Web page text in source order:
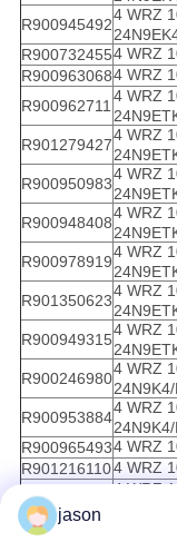
R900945492
4 WRZ
R9007324554 WRZ
R9009630684 WRZ
R900962711
4 WRZ
R901279427
4 WRZ
R900950983
4 WRZ
R900948408
4 WRZ
R900978919
4 WRZ
R901350623
4 WRZ
R900949315
4 WRZ
R900246980
4 WRZ
R900953884
4 WRZ
R9009654934 WRZ
R9012161104 WRZ
R901024337
4 WRZ
R900741669
jason